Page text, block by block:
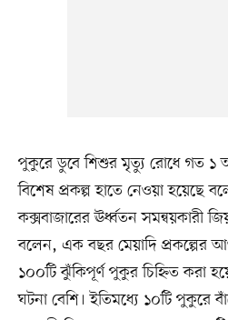
পুকুরে ডুবে শিশুর মৃত্যু রোধে গত ১
বিশেষ প্রকল্প হাতে নেওয়া হয়েছে
কক্সবাজারের ঊর্ধ্বতন সমন্বয়কারী
বলেন, এক বছর মেয়াদি প্রকল্পের
১০০টি ঝুঁকিপূর্ণ পুকুর চিহ্নিত করা
ঘটনা বেশি। ইতিমধ্যে ১০টি পুকুরে